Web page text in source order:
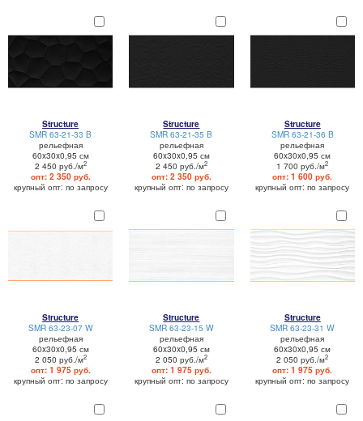
Structure
SMR 63-21-33 B
рельефная
60x30x0,95 см
2 450 руб./м2
опт: 2 350 руб.
крупный опт: по запросу
Structure
SMR 63-21-35 B
рельефная
60x30x0,95 см
2 450 руб./м2
опт: 2 350 руб.
крупный опт: по запросу
Structure
SMR 63-21-36 B
рельефная
60x30x0,95 см
1 700 руб./м2
опт: 1 600 руб.
крупный опт: по запросу
Structure
SMR 63-23-07 W
рельефная
60x30x0,95 см
2 050 руб./м2
опт: 1 975 руб.
крупный опт: по запросу
Structure
SMR 63-23-15 W
рельефная
60x30x0,95 см
2 050 руб./м2
опт: 1 975 руб.
крупный опт: по запросу
Structure
SMR 63-23-31 W
рельефная
60x30x0,95 см
2 050 руб./м2
опт: 1 975 руб.
крупный опт: по запросу